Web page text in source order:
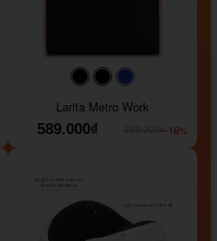
#000000#000000
Larita Metro Work
589.000₫
-16%